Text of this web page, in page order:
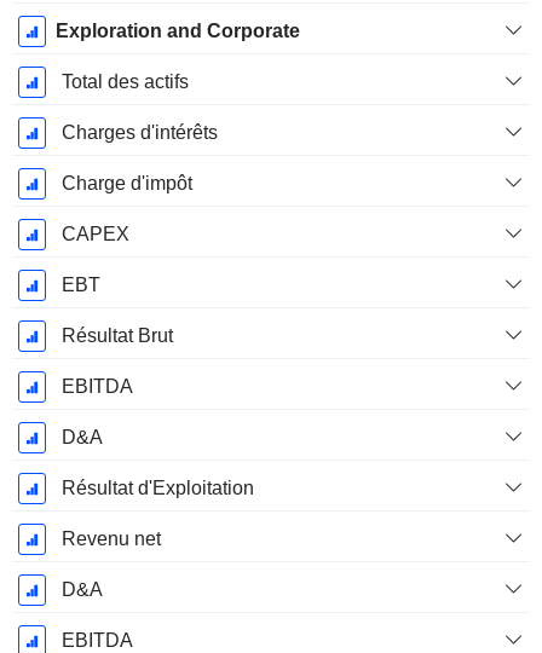
Exploration and Corporate
Total des actifs
Charges d'intérêts
Charge d'impôt
CAPEX
EBT
Résultat Brut
EBITDA
D&A
Résultat d'Exploitation
Revenu net
D&A
EBITDA